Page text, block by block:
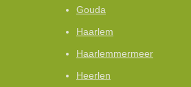
Gouda
Haarlem
Haarlemmermeer
Heerlen